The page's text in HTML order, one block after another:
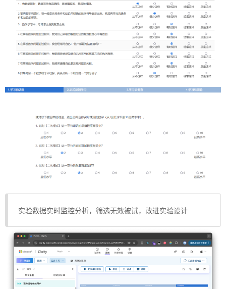
实验数据实时监控分析，筛选无效被试，改进实验设计